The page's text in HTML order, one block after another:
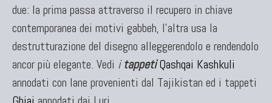
Collezione Zigler
TAPPETI CAUCASICI
Tappeti Caucasici Antichi: Kazak
due: la prima passa attraverso il recupero in chiave
contemporanea dei motivi gabbeh, l'altra usa la
destrutturazione del disegno alleggerendolo e rendendolo
ancor più elegante. Vedi itappeti Qashqai Kashkuli
annodati con lane provenienti dal Tajikistan ed i tappeti